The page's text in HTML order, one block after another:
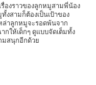
องราวของลูกหมูสามพี่น้อง
งสามก็ต้องเป็นเป้าของ
ล่าลูกหมูจะรอดพ้นจาก
กให้เด็กๆ ดูแบบจัดเต็มทั้ง
มสนุกอีกด้วย